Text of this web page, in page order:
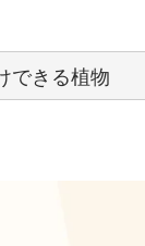
できる植物